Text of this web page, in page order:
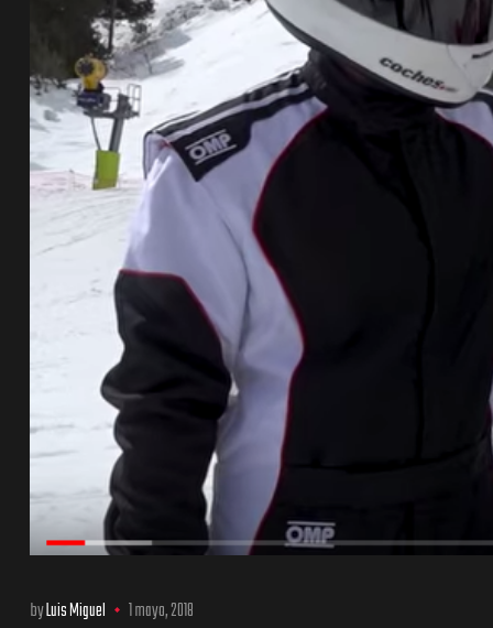
byLuis Miguel 1 mayo, 2018